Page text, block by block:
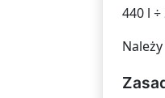
440 l ÷